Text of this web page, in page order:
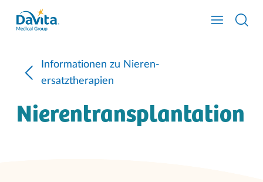
Informationen zu Nieren-
ersatztherapien
Nierentransplantation